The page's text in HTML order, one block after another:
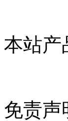
本站产
免责声